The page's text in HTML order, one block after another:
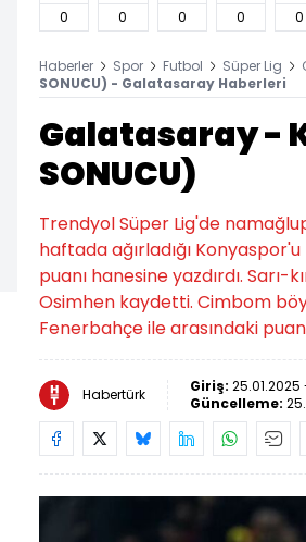
0 0 0 0 0
Haberler Spor Futbol Süper Lig
SONUCU) - Galatasaray Haberleri
Galatasaray -
SONUCU)
Trendyol Süper Lig'de
haftada ağırladığı
puanı hanesine yazdırdı.
Osimhen kaydetti. Cimbom
Fenerbahçe ile arasındaki
Habertürk Giriş: 25.01.2025
Güncelleme: